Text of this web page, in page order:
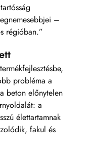
–
régióban.”
probléma a
beton előnytelen
a
élettartamnak
fakul és